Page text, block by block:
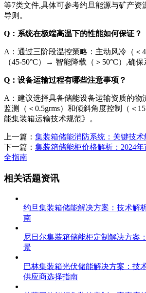
等7类文件,具体可参考约旦能源与矿产资
导则。
Q：系统在极端高温下的性能如何保证？
A：通过三阶段温控策略：主动风冷（＜
（45-50°C）→ 智能降载（＞50°C）,确保
Q：设备运输过程有哪些注意事项？
A：建议选择具备储能设备运输资质的物
监测（＜0.5grms）和倾斜角度控制（＜
能集装箱运输技术规范》。
上一篇： 集装箱储能消防系统：关键技
下一篇： 集装箱储能柜价格解析：2024
全指南
相关话题资讯
约旦集装箱储能解决方案：技术解
南
尼日尔集装箱储能柜定制解决方案
景
巴林集装箱光伏储能解决方案：技
供应商选择指南